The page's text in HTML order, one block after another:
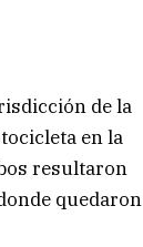
de la
en la
resultaron
quedaron